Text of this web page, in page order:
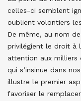
celles-ci semblent
oublient volontiers
De même, au nom
privilégient le droit à
attention aux milliers
qui s’insinue dans
illustre le premier
favoriser le